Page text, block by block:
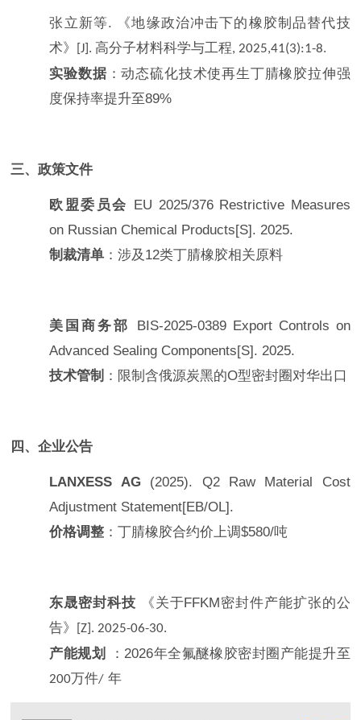
张立新等.
《地缘政治冲击下的橡胶制品替代技
术》
[J]. 高分子材料科学与工程, 2025,41(3):1-8.
实验数据 ：动态硫化技术使再生丁腈橡胶拉伸强
度保持率提升至89%
三、政策文件
欧盟委员会 EU 2025/376 Restrictive Measures
on Russian Chemical Products[S]. 2025.
制裁清单 ：涉及 12类丁腈橡胶相关原料
美国商务部 BIS-2025-0389 Export Controls on
Advanced Sealing Components[S]. 2025.
技术管制 ：限制含俄源炭黑的O型密封圈对华出口
四、企业公告
LANXESS AG(2025). Q2 Raw Material Cost
Adjustment Statement[EB/OL].
价格调整 ：丁腈橡胶合约价上调$580/吨
东晟密封科技 《关于FFKM密封件产能扩张的公
告》
[Z]. 2025-06-30.
产能规划 ：2026年全氟醚橡胶密封圈产能提升至
200万件/ 年